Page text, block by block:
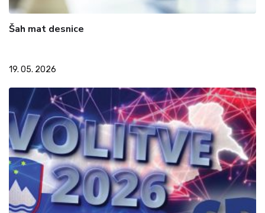
Šah mat desnice
19. 05. 2026